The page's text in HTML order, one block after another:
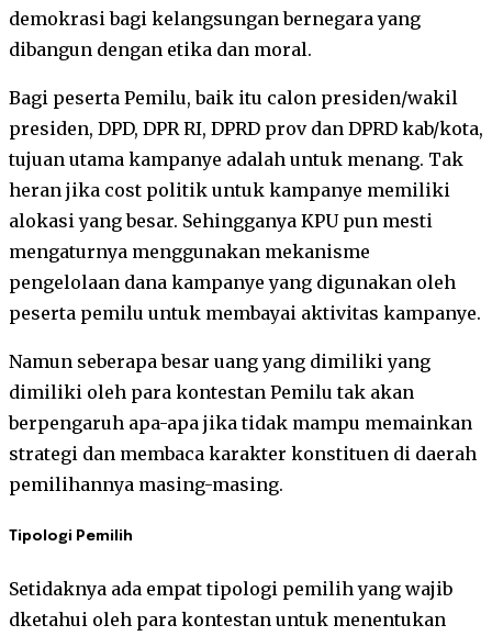
demokrasi bagi kelangsungan bernegara yang
dibangun dengan etika dan moral.
Bagi peserta Pemilu, baik itu calon presiden/wakil
presiden, DPD, DPR RI, DPRD prov dan DPRD kab/kota,
tujuan utama kampanye adalah untuk menang. Tak
heran jika cost politik untuk kampanye memiliki
alokasi yang besar. Sehingganya KPU pun mesti
mengaturnya menggunakan mekanisme
pengelolaan dana kampanye yang digunakan oleh
peserta pemilu untuk membayai aktivitas kampanye.
Namun seberapa besar uang yang dimiliki yang
dimiliki oleh para kontestan Pemilu tak akan
berpengaruh apa-apa jika tidak mampu memainkan
strategi dan membaca karakter konstituen di daerah
pemilihannya masing-masing.
Tipologi Pemilih
Setidaknya ada empat tipologi pemilih yang wajib
dketahui oleh para kontestan untuk menentukan